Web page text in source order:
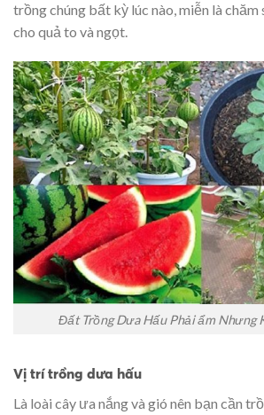
trồng chúng bất kỳ lúc nào, miễn là chăm
cho quả to và ngọt.
Đất Trồng Dưa Hấu Phải ẩm Nhưng
Vị trí trồng dưa hấu
Là loài cây ưa nắng và gió nên bạn cần